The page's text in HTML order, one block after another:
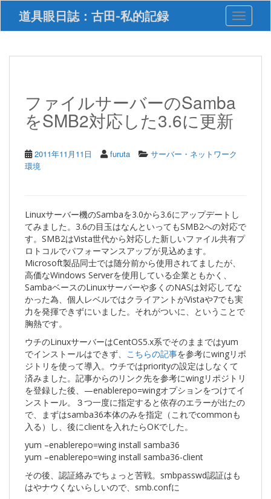
i
道具眼日誌：古田-私的記録 Toggle
ファイルサーバーのSamba
をSMB2対応した3.6に更新
2011年11月11日 furuta
サーバー・ネットワーク
環境
Linuxサーバー機のSambaを3.0から3.6にアップデートし
てみました。3.6の目玉はなんといってもSMB2への対応で
す。SMB2はVista世代から対応した新しいファイル共有プ
ロトコルでパフォーマンスアップが見込めます。
Microsoft製品同士では随分前から使用されてましたが、
高価なWindows Serverを使用している企業ともかく、
SambaベースのLinuxサーバーや多くのNASは対応してな
かった為、個人レベルではクライアントがVistaや7でも実
力を発揮できずにいました。それがついに、ということで
胸熱です。
ウチのLinuxサーバーはCentOS5.x系でそのままではyum
でインストールはできず、 こちらの記事を参考にwingリポ
ジトリを使って導入。ウチではpriorityの設定はしなくて
済みました。記事からのリンク先を参考にwingリポジトリ
を登録した後、—enablerepo=wingオプションをつけてイ
ンストール。３つ一度に指定すると依存のエラーが出たの
で、まずはsamba36本体のみを指定（これでcommonも
入る）し、後にclientを入れたらOKでした。
yum –enablerepo=wing install samba36
yum –enablerepo=wing install samba36-client
その後、認証絡みでちょっと苦戦。smbpasswd認証はも
はやナウくないらしいので、smb.confに